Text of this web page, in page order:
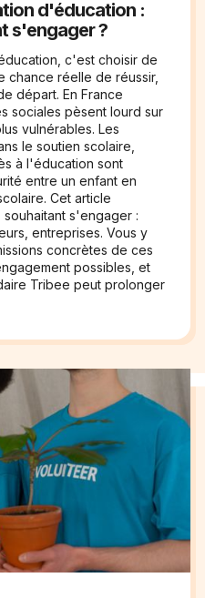
d'éducation :
s'engager ?
c'est choisir de
chance réelle de réussir,
départ. En France
sociales pèsent lourd sur
vulnérables. Les
le soutien scolaire,
à l'éducation sont
entre un enfant en
Cet article
s'engager :
entreprises. Vous y
concrètes de ces
possibles, et
Tribee peut prolonger